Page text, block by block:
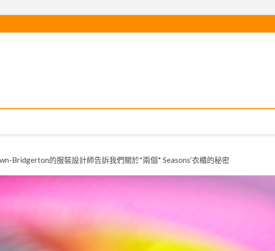
Bridgerton的服裝設計師告訴我們關於*兩個* Seasons’衣櫃的秘密